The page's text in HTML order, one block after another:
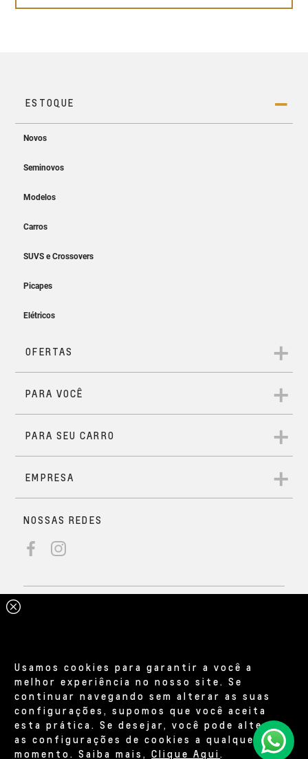
Usamos cookies para garantir a você a
melhor experiência no nosso site. Se
continuar navegando sem alterar as suas
configurações, supomos que você aceita
esta prática. Se desejar, você pode alterar
as configurações de cookies a qualquer
momento. Saiba mais,Clique Aqui.